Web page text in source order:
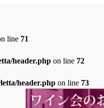
line 71
header.php on line 72
header.php on line 73